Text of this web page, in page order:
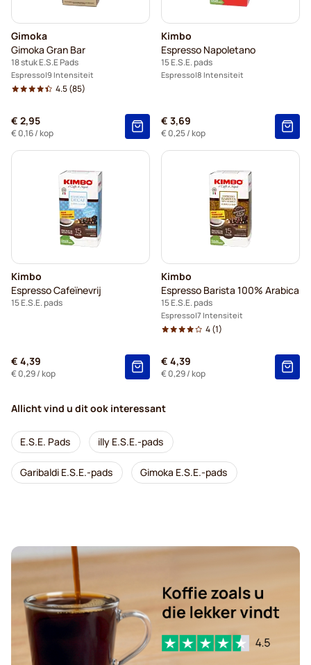
Gimoka
Gimoka Gran Bar
18 stuk E.S.E Pads
Espresso 9 Intensiteit
4.5(85)
€ 2,95
€ 0,16/ kop
Kimbo
Espresso Napoletano
15 E.S.E. pads
Espresso 8 Intensiteit
€ 3,69
€ 0,25/ kop
Kimbo
Espresso Cafeïnevrij
15 E.S.E. pads
€ 4,39
€ 0,29/ kop
Kimbo
Espresso Barista 100% Arabica
15 E.S.E. pads
Espresso 7 Intensiteit
4(1)
€ 4,39
€ 0,29/ kop
Allicht vind u dit ook interessant
E.S.E. Pads illy E.S.E.-pads
Garibaldi E.S.E.-pads Gimoka E.S.E.-pads